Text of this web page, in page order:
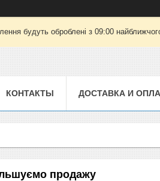
будуть оброблені з 09:00
КОНТАКТЫ ДОСТАВКА И
продажу